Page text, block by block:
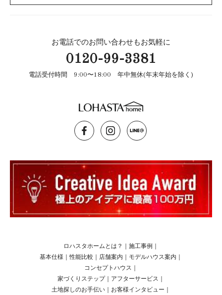
お電話でのお問い合わせもお気軽に
0120-99-3381
電話受付時間 9:00〜18:00 年中無休(年末年始を除く)
ロハスタホームとは？ 施工事例
基本仕様 ｜性能比較 店舗案内 モデルハウス案内
コンセプトハウス
家づくりステップ
アフターサービス
土地探しのお手伝い
お客様インタビュー